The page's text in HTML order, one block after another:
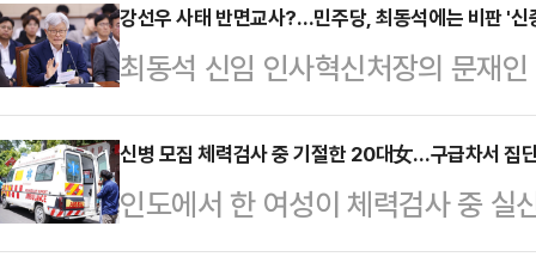
당 당권 도전에 나선 박찬대 후보
전 대표의 사면과 관련해 "검토가
많을 것이기 때문에 어떤 식으로든
느냐"고 했다. 다만 "사면권은 대통
이에 대해 언급하는 것은 조심스럽
강선우 사태 반면교사?…민주당, 최동석에는 비판 '신
최동석 신임 인사혁신처장의 문재
지고 있다. 다만 더불어민주당 의원
부의 인사 검증 시스템 논란 확산
다.28일 정치권에 따르면 최동석
일 유튜브 방송에 출연해 문재인 전
신병 모집 체력검사 중 기절한 20대女…구급차서 집
인도에서 한 여성이 체력검사 중 실
성폭행을 당하는 사건이 발생해 충